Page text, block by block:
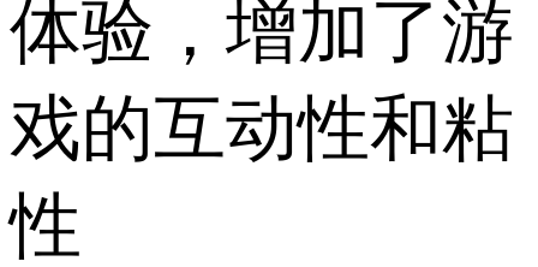
体验，增加了游
戏的互动性和粘
性